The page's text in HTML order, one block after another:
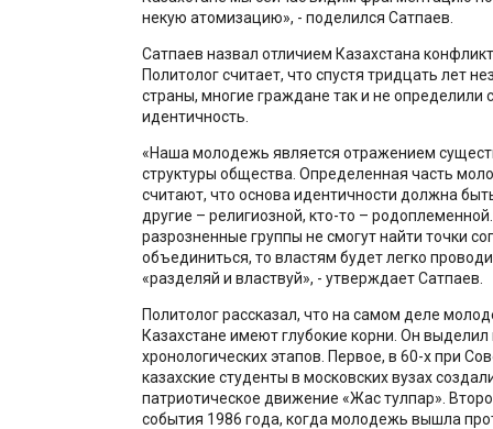
некую атомизацию», - поделился Сатпаев.
Сатпаев назвал отличием Казахстана
Политолог считает, что спустя тридцать лет
страны, многие граждане так и не определили
идентичность.
«Наша молодежь является отражением
структуры общества. Определенная часть
считают, что основа идентичности должна
другие – религиозной, кто-то –
разрозненные группы не смогут найти точки
объединиться, то властям будет легко
«разделяй и властвуй», - утверждает Сатпаев.
Политолог рассказал, что на самом деле
Казахстане имеют глубокие корни. Он выделил
хронологических этапов. Первое, в 60-х при
казахские студенты в московских вузах
патриотическое движение «Жас тулпар».
события 1986 года, когда молодежь вышла